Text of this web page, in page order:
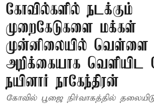
கோவில்களில் நடக்கும்
முறைகேடுகளை மக்கள்
முன்னிலையில் வெள்ளை
அறிக்கையாக
நயினார் நாகேந்திரன்
கோவில் பூஜை நிர்வாகத்தில்